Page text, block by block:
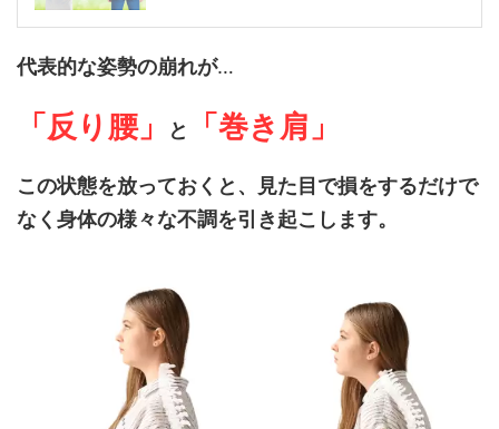
代表的な姿勢の崩れが…
「反り腰」 と 「巻き肩」
この状態を放っておくと、見た目で損をするだけで
なく身体の様々な不調を引き起こします。